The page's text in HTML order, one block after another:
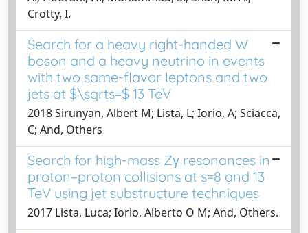
Crotty, I.
Search for a heavy right-handed W
boson and a heavy neutrino in events
with two same-flavor leptons and two
jets at $\sqrts=$ 13 TeV
2018 Sirunyan, Albert M; Lista, L; Iorio, A; Sciacca,
C; And, Others
Search for high-mass Zγ resonances in
proton–proton collisions at s=8 and 13
TeV using jet substructure techniques
2017 Lista, Luca; Iorio, Alberto O M; And, Others.